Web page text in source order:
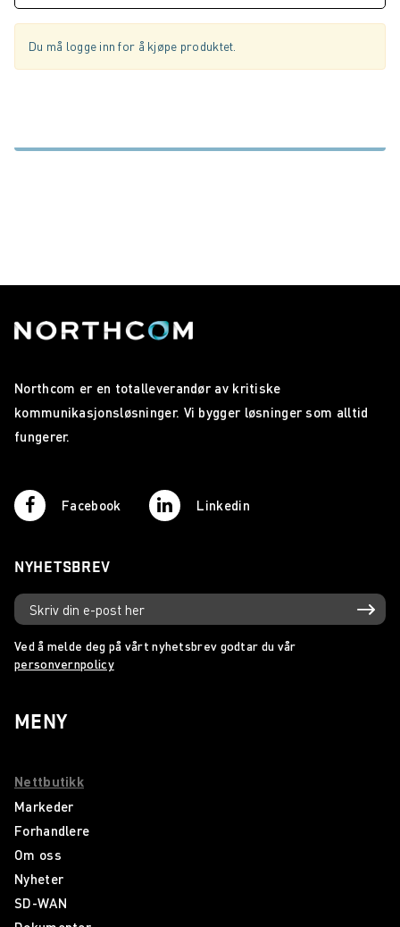
Du må logge inn for å kjøpe produktet.
Northcom er en totalleverandør av kritiske
kommunikasjonsløsninger. Vi bygger løsninger som alltid
fungerer.
Facebook Linkedin
NYHETSBREV
Ved å melde deg på vårt nyhetsbrev godtar du vår
personvernpolicy
MENY
Nettbutikk
Markeder
Forhandlere
Om oss
Nyheter
SD-WAN